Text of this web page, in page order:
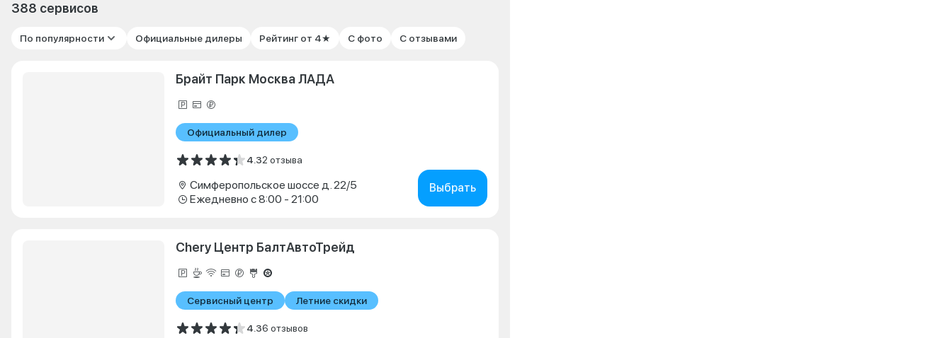
388 сервисов
По популярности Официальные дилеры Рейтинг от 4★ С фото С отзывами
Брайт Парк Москва ЛАДА
Официальный дилер
4.32 отзыва
Симферопольское шоссе д. 22/5
Ежедневно с 8:00 - 21:00
Выбрать
Chery Центр БалтАвтоТрейд
Сервисный центр Летние скидки
4.36 отзывов